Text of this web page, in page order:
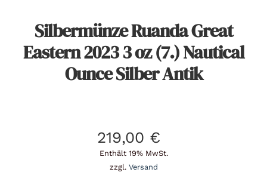
Silbermünze Ruanda Great
Eastern 2023 3 oz (7.) Nautical
Ounce Silber Antik
219,00 €
Enthält 19% MwSt.
zzgl. Versand